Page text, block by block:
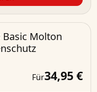
Basic Molton
Für34,95 €